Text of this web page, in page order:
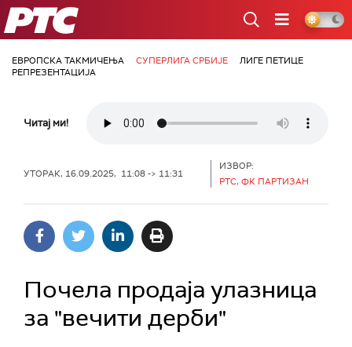
РТС
ЕВРОПСКА ТАКМИЧЕЊА СУПЕРЛИГА СРБИЈЕ
ЛИГЕ ПЕТИЦЕ
РЕПРЕЗЕНТАЦИЈА
Читај ми!
УТОРАК, 16.09.2025, 11:08 -> 11:31
ИЗВОР:
РТС, ФК ПАРТИЗАН
Почела продаја улазница
за "вечити дерби"